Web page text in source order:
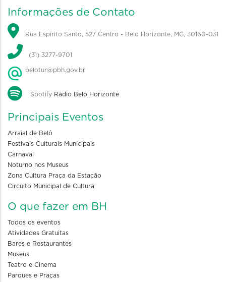
Informações de Contato
Rua Espírito Santo, 527 Centro - Belo Horizonte, MG, 30160-031
(31) 3277-9701
belotur@pbh.gov.br
Spotify Rádio Belo Horizonte
Principais Eventos
Arraial de Belô
Festivais Culturais Municipais
Carnaval
Noturno nos Museus
Zona Cultura Praça da Estação
Circuito Municipal de Cultura
O que fazer em BH
Todos os eventos
Atividades Gratuitas
Bares e Restaurantes
Museus
Teatro e Cinema
Parques e Praças